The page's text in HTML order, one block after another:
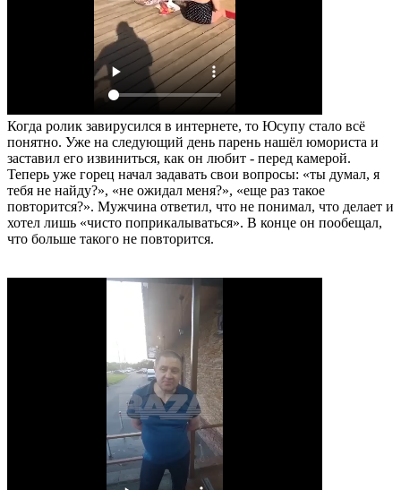
Когда ролик завирусился в интернете, то Юсупу стало всё
понятно. Уже на следующий день парень нашёл юмориста и
заставил его извиниться, как он любит - перед камерой.
Теперь уже горец начал задавать свои вопросы: «ты думал, я
тебя не найду?», «не ожидал меня?», «еще раз такое
повторится?». Мужчина ответил, что не понимал, что делает и
хотел лишь «чисто поприкалываться». В конце он пообещал,
что больше такого не повторится.